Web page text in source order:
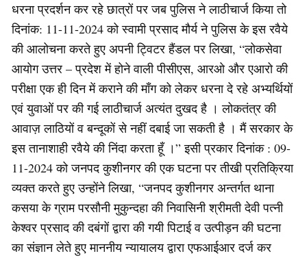
धरना प्रदर्शन कर रहे छात्रों पर जब पुलिस ने लाठीचार्ज किया तो
दिनांक: 11-11-2024 को स्वामी प्रसाद मौर्य ने पुलिस के इस रवैये
की आलोचना करते हुए अपनी ट्विटर हैंडल पर लिखा, “लोकसेवा
आयोग उत्तर – प्रदेश में होने वाली पीसीएस, आरओ और एआरो की
परीक्षा एक ही दिन में कराने की माँग को लेकर धरना दे रहे अभ्यर्थियों
एवं युवाओं पर की गई लाठीचार्ज अत्यंत दुखद है । लोकतंत्र की
आवाज़ लाठियों व बन्दूकों से नहीं दबाई जा सकती है । मैं सरकार के
इस तानाशाही रवैये की निंदा करता हूँ ।” इसी प्रकार दिनांक : 09-
11-2024 को जनपद कुशीनगर की एक घटना पर तीखी प्रतिक्रिया
व्यक्त करते हुए उन्होंने लिखा, “जनपद कुशीनगर अन्तर्गत थाना
कसया के ग्राम परसौनी मुकुन्दहा की निवासिनी श्रीमती देवी पत्नी
केश्वर प्रसाद की दबंगों द्वारा की गयी पिटाई व उत्पीड़न की घटना
का संज्ञान लेते हुए माननीय न्यायालय द्वारा एफआईआर दर्ज कर